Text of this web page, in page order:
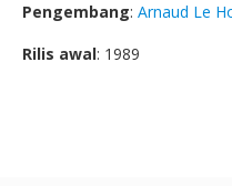
Pengembang: Arnaud Le
Rilis awal: 1989